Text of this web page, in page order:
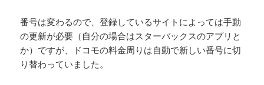
番号は変わるので、登録しているサイトによっては手動
の更新が必要（自分の場合はスターバックスのアプリと
か）ですが、ドコモの料金周りは自動で新しい番号に切
り替わっていました。